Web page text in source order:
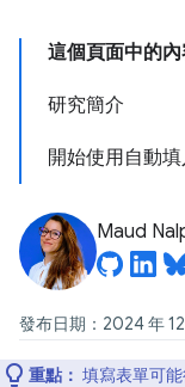
這個頁面中的
研究簡介
開始使用自動
Maud
發布日期：2024 年 12
重點： 填寫表單可